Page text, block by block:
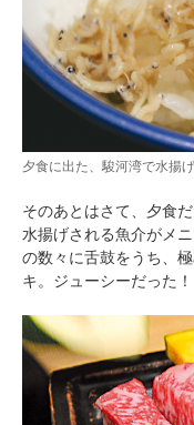
夕食に出た、駿河湾で水揚
そのあとはさて、夕食
水揚げされる魚介がメ
の数々に舌鼓をうち、
キ。ジューシーだった！